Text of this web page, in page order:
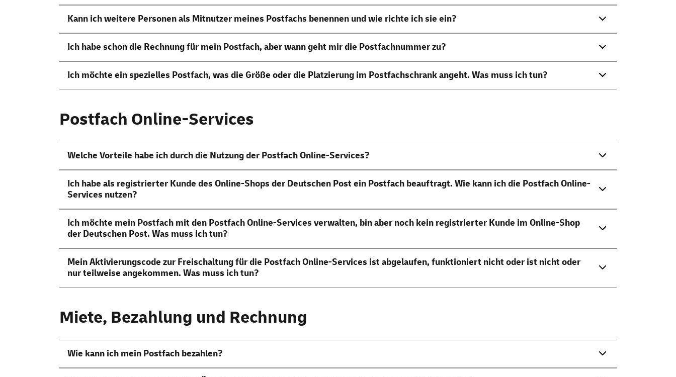
Kann ich weitere Personen als Mitnutzer meines Postfachs benennen und wie richte ich sie ein?
Ich habe schon die Rechnung für mein Postfach, aber wann geht mir die Postfachnummer zu?
Ich möchte ein spezielles Postfach, was die Größe oder die Platzierung im Postfachschrank angeht. Was muss ich tun?
Postfach Online-Services
Welche Vorteile habe ich durch die Nutzung der Postfach Online-Services?
Ich habe als registrierter Kunde des Online-Shops der Deutschen Post ein Postfach beauftragt. Wie kann ich die Postfach Online-
Services nutzen?
Ich möchte mein Postfach mit den Postfach Online-Services verwalten, bin aber noch kein registrierter Kunde im Online-Shop
der Deutschen Post. Was muss ich tun?
Mein Aktivierungscode zur Freischaltung für die Postfach Online-Services ist abgelaufen, funktioniert nicht oder ist nicht oder
nur teilweise angekommen. Was muss ich tun?
Miete, Bezahlung und Rechnung
Wie kann ich mein Postfach bezahlen?